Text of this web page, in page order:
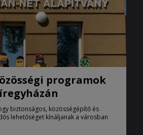
programok
biztonságos, közösségépítő és
lehetőséget kínáljanak a városban